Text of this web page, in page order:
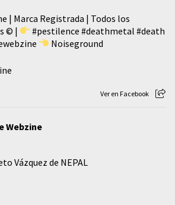
| Marca Registrada | Todos los
© |
#pestilence #deathmetal #death
Noiseground
Ver en Facebook
Webzine
Vázquez de NEPAL